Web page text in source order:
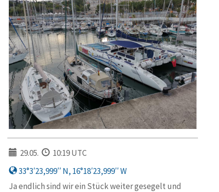
29.05.
10:19 UTC
33°3′23,999′′ N, 16°18′23,999′′ W
Ja endlich sind wir ein Stück weiter gesegelt und